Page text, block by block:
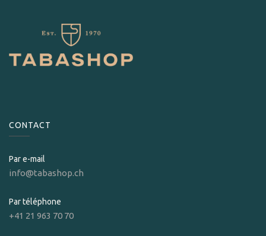
CONTACT
Par e-mail
info@tabashop.ch
Par téléphone
+41 21 963 70 70